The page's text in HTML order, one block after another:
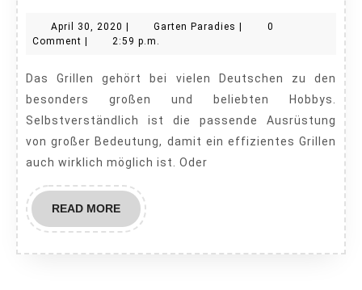
Grillecke
Garten
April 30, 2020 April
30,
| Garten Paradies Garten
|
0
Comment | 2:59 p.m.
Das Grillen gehört bei vielen Deutschen zu den
besonders großen und beliebten Hobbys.
Selbstverständlich ist die passende Ausrüstung
von großer Bedeutung, damit ein effizientes Grillen
auch wirklich möglich ist. Oder
READ MOREREAD
MORE